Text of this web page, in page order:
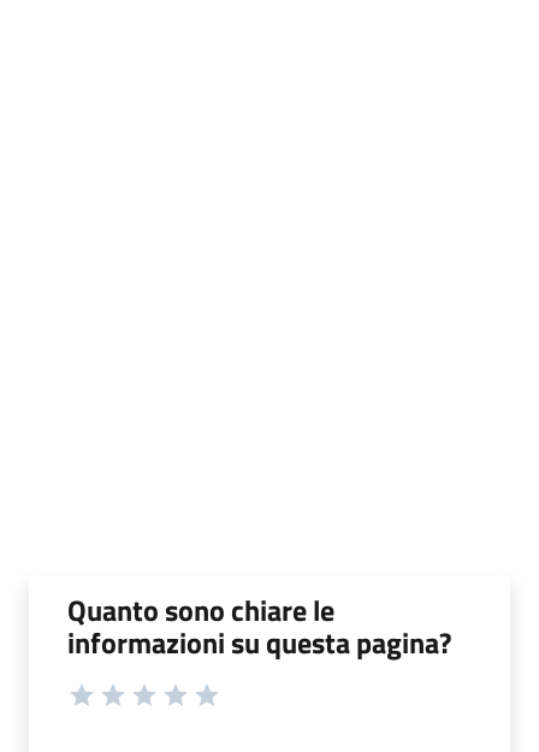
Quanto sono chiare le
informazioni su questa pagina?